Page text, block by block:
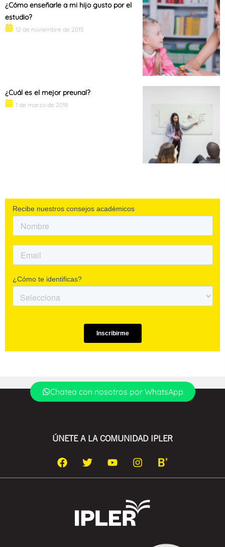
¿Cómo enseñarle a mi hijo gusto por el
estudio?
12 de noviembre de 2015
¿Cuál es el mejor preunal?
1 de marzo de 2018
Chatea con nosotros por WhatsApp
ÚNETE A LA COMUNIDAD IPLER